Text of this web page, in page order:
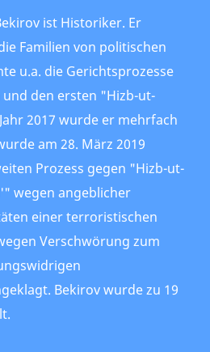
ist Historiker. Er
Familien von politischen
u.a. die Gerichtsprozesse
und den ersten "Hizb-ut-
2017 wurde er mehrfach
am 28. März 2019
Prozess gegen "Hizb-ut-
wegen angeblicher
einer terroristischen
Verschwörung zum
Bekirov wurde zu 19